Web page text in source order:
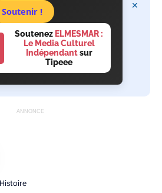
Soutenir !
Soutenez ELMESMAR :
Le Media Culturel
Indépendantsur
Tipeee
ANNONCE
Histoire